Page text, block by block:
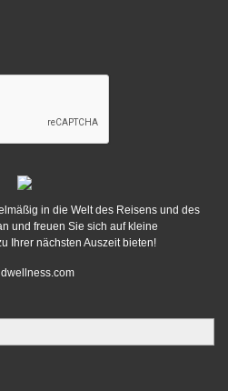
in die Welt des Reisens und des
und freuen Sie sich auf kleine
Ihrer nächsten Auszeit bieten!